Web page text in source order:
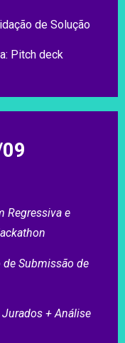
de Solução
Pitch deck
Regressiva e
Submissão de
+ Análise